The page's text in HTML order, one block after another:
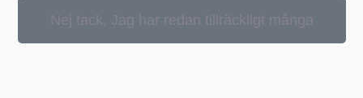
Nej tack, Jag har redan tillräckligt många